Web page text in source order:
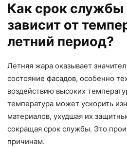
Как срок
зависит от
летний период?
Летняя жара оказывает
состояние фасадов, особенно
воздействию высоких
температура может ускорить
материалов, ухудшая их
сокращая срок службы. Это
причинам.